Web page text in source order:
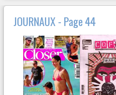
JOURNAUX - Page 44